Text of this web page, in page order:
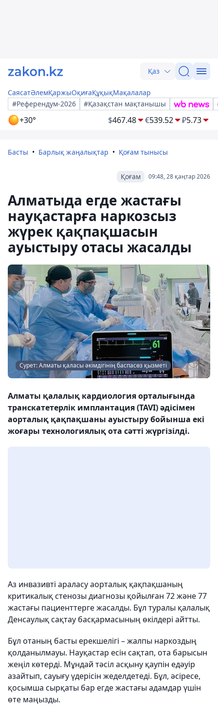
Қаз
СаясатӘлемҚаржыОқиғаҚұқықМақалалар
#Референдум-2026
#Қазақстан мақтанышы
+30° $467.48 €539.52 ₽5.73
Басты Барлық жаңалықтар Қоғам тынысы
09:48, 28 қаңтар 2026
Қоғам
Алматыда егде жастағы
науқастарға наркозсыз
жүрек қақпақшасын
ауыстыру отасы жасалды
Сурет: Алматы қаласы әкімдігінің баспасөз қызметі
Алматы қалалық кардиология орталығында
транскатетерлік имплантация (TAVI) әдісімен
аорталық қақпақшаны ауыстыру бойынша екі
жоғары технологиялық ота сәтті жүргізілді.
Аз инвазивті араласу аорталық қақпақшаның
критикалық стенозы диагнозы қойылған 72 және 77
жастағы пациенттерге жасалды. Бұл туралы қалалық
Денсаулық сақтау басқармасының өкілдері айтты.
Бұл отаның басты ерекшелігі – жалпы наркоздың
қолданылмауы. Науқастар есін сақтап, ота барысын
жеңіл көтерді. Мұндай тәсіл асқыну қаупін едәуір
азайтып, сауығу үдерісін жеделдетеді. Бұл, әсіресе,
қосымша сырқаты бар егде жастағы адамдар үшін
өте маңызды.